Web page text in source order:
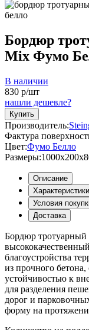
Бордюр
Mix Фумо
В наличии
830 р/шт
нашли дешевле?
Купить
Производитель:
Фактура
Цвет:Фумо Белло
Размеры:
Описание
Характеристики
Условия
Доставка
Бордюр
благоустройства
из прочного
устойчивостью к
для разделения
дорог и
форму на